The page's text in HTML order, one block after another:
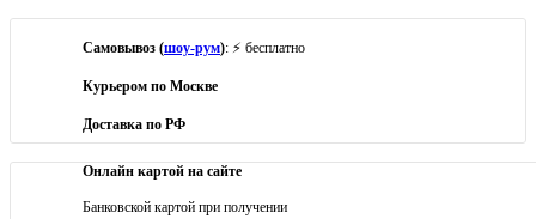
Самовывоз (шоу-рум): ⚡ бесплатно
Курьером по Москве
Доставка по РФ
Онлайн картой на сайте
Банковской картой при получении